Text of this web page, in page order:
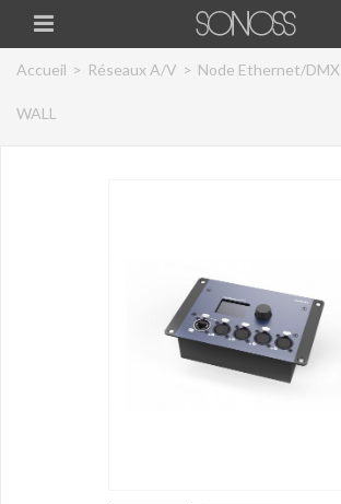
Accueil > Réseaux A/V > Node Ethernet/DMX
WALL